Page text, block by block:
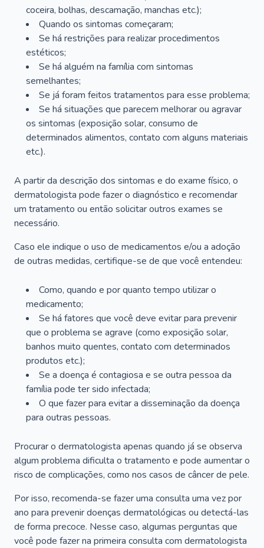
coceira, bolhas, descamação, manchas etc.);
Quando os sintomas começaram;
Se há restrições para realizar procedimentos
estéticos;
Se há alguém na família com sintomas
semelhantes;
Se já foram feitos tratamentos para esse problema;
Se há situações que parecem melhorar ou agravar
os sintomas (exposição solar, consumo de
determinados alimentos, contato com alguns materiais
etc.).
A partir da descrição dos sintomas e do exame físico, o
dermatologista pode fazer o diagnóstico e recomendar
um tratamento ou então solicitar outros exames se
necessário.
Caso ele indique o uso de medicamentos e/ou a adoção
de outras medidas, certifique-se de que você entendeu:
Como, quando e por quanto tempo utilizar o
medicamento;
Se há fatores que você deve evitar para prevenir
que o problema se agrave (como exposição solar,
banhos muito quentes, contato com determinados
produtos etc.);
Se a doença é contagiosa e se outra pessoa da
família pode ter sido infectada;
O que fazer para evitar a disseminação da doença
para outras pessoas.
Procurar o dermatologista apenas quando já se observa
algum problema dificulta o tratamento e pode aumentar o
risco de complicações, como nos casos de câncer de pele.
Por isso, recomenda-se fazer uma consulta uma vez por
ano para prevenir doenças dermatológicas ou detectá-las
de forma precoce. Nesse caso, algumas perguntas que
você pode fazer na primeira consulta com dermatologista